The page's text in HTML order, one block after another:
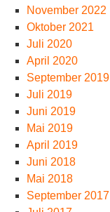
November 2022
Oktober 2021
Juli 2020
April 2020
September 2019
Juli 2019
Juni 2019
Mai 2019
April 2019
Juni 2018
Mai 2018
September 2017